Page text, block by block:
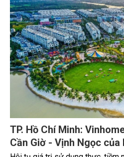
TP. Hồ Chí Minh:
Cần Giờ - Vịnh Ngọc của